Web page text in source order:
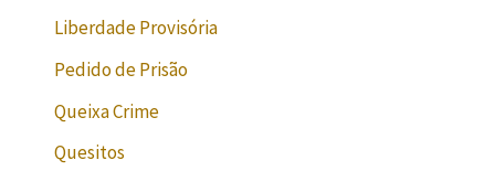
Liberdade Provisória
Pedido de Prisão
Queixa Crime
Quesitos